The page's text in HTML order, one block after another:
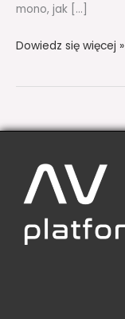
mono, jak […]
Dowiedz się więcej »